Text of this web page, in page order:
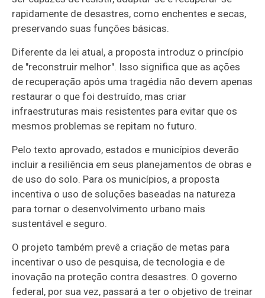
rapidamente de desastres, como enchentes e secas,
preservando suas funções básicas.
Diferente da lei atual, a proposta introduz o princípio
de "reconstruir melhor". Isso significa que as ações
de recuperação após uma tragédia não devem apenas
restaurar o que foi destruído, mas criar
infraestruturas mais resistentes para evitar que os
mesmos problemas se repitam no futuro.
Pelo texto aprovado, estados e municípios deverão
incluir a resiliência em seus planejamentos de obras e
de uso do solo. Para os municípios, a proposta
incentiva o uso de soluções baseadas na natureza
para tornar o desenvolvimento urbano mais
sustentável e seguro.
O projeto também prevê a criação de metas para
incentivar o uso de pesquisa, de tecnologia e de
inovação na proteção contra desastres. O governo
federal, por sua vez, passará a ter o objetivo de treinar